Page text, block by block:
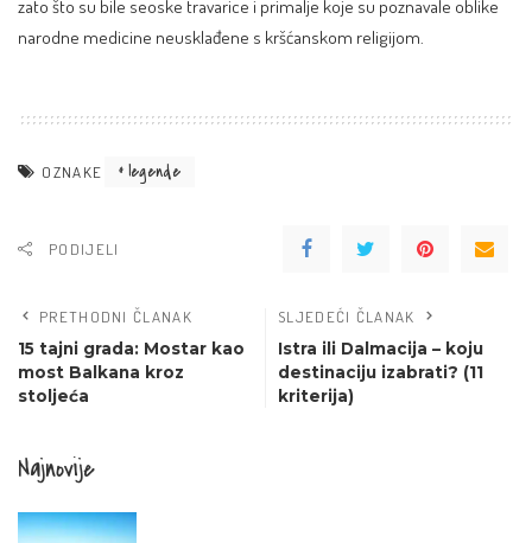
zato što su bile seoske travarice i primalje koje su poznavale oblike
narodne medicine neusklađene s kršćanskom religijom.
OZNAKE legende
PODIJELI
PRETHODNI ČLANAK
15 tajni grada: Mostar kao
most Balkana kroz
stoljeća
SLJEDEĆI ČLANAK
Istra ili Dalmacija – koju
destinaciju izabrati? (11
kriterija)
Najnovije